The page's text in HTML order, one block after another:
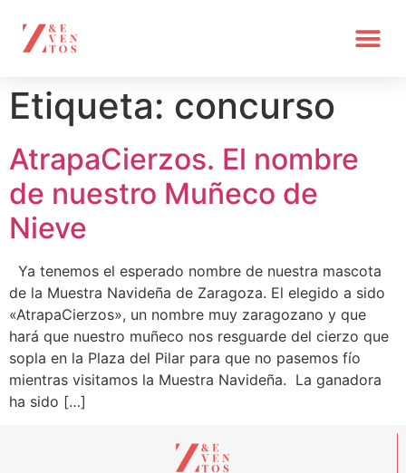
Etiqueta: concurso
AtrapaCierzos. El nombre
de nuestro Muñeco de
Nieve
Ya tenemos el esperado nombre de nuestra mascota
de la Muestra Navideña de Zaragoza. El elegido a sido
«AtrapaCierzos», un nombre muy zaragozano y que
hará que nuestro muñeco nos resguarde del cierzo que
sopla en la Plaza del Pilar para que no pasemos fío
mientras visitamos la Muestra Navideña. La ganadora
ha sido […]